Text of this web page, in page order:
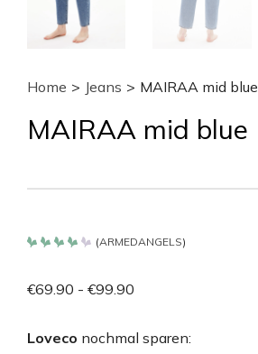
Home > Jeans > MAIRAA mid blue
MAIRAA mid blue
von 5
(ARMEDANGELS)
€69.90 - €99.90
Loveco nochmal sparen: